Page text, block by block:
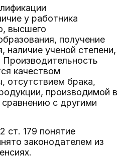
у работника
высшего
получение
наличие ученой степени,
Производительность
качеством
отсутствием брака,
производимой в
с другими
ст. 179 понятие
законодателем из